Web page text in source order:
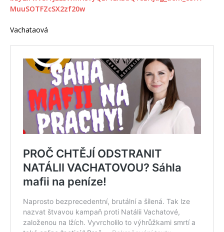
MuuSOTFZcSX2zf20w
Vachataová